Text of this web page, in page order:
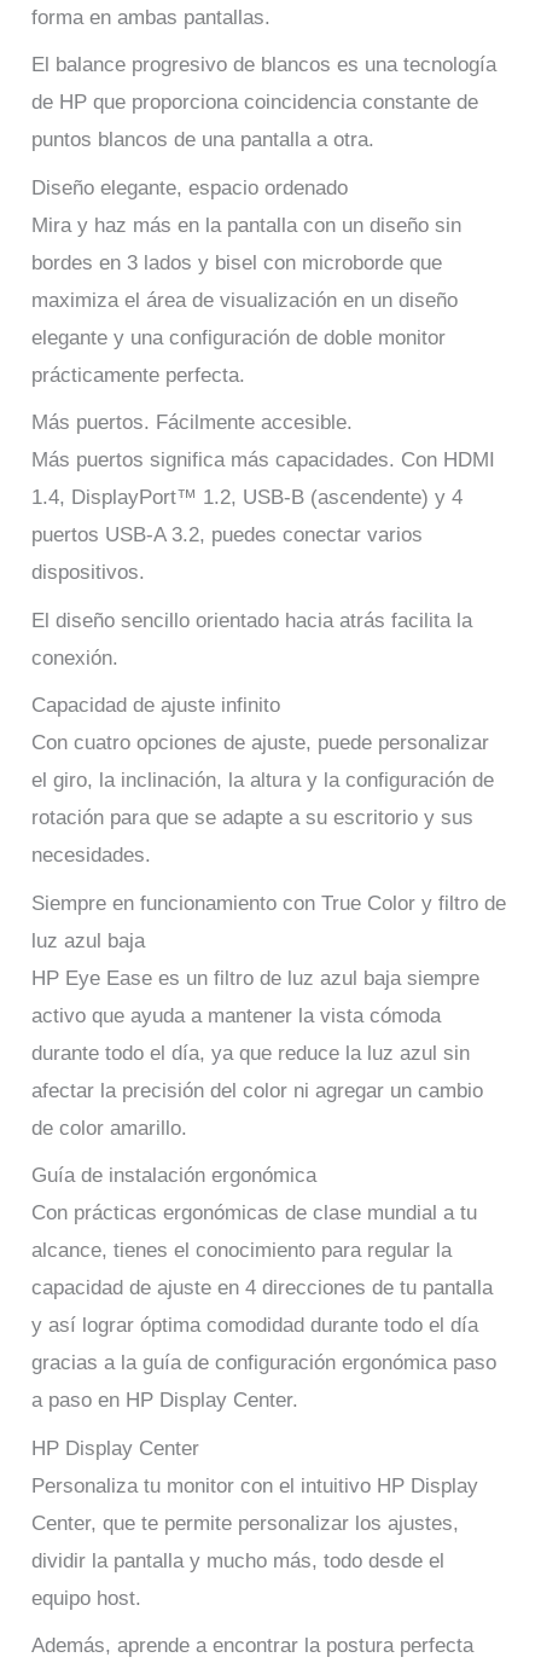
forma en ambas pantallas.
El balance progresivo de blancos es una tecnología
de HP que proporciona coincidencia constante de
puntos blancos de una pantalla a otra.
Diseño elegante, espacio ordenado
Mira y haz más en la pantalla con un diseño sin
bordes en 3 lados y bisel con microborde que
maximiza el área de visualización en un diseño
elegante y una configuración de doble monitor
prácticamente perfecta.
Más puertos. Fácilmente accesible.
Más puertos significa más capacidades. Con HDMI
1.4, DisplayPort™ 1.2, USB-B (ascendente) y 4
puertos USB-A 3.2, puedes conectar varios
dispositivos.
El diseño sencillo orientado hacia atrás facilita la
conexión.
Capacidad de ajuste infinito
Con cuatro opciones de ajuste, puede personalizar
el giro, la inclinación, la altura y la configuración de
rotación para que se adapte a su escritorio y sus
necesidades.
Siempre en funcionamiento con True Color y filtro de
luz azul baja
HP Eye Ease es un filtro de luz azul baja siempre
activo que ayuda a mantener la vista cómoda
durante todo el día, ya que reduce la luz azul sin
afectar la precisión del color ni agregar un cambio
de color amarillo.
Guía de instalación ergonómica
Con prácticas ergonómicas de clase mundial a tu
alcance, tienes el conocimiento para regular la
capacidad de ajuste en 4 direcciones de tu pantalla
y así lograr óptima comodidad durante todo el día
gracias a la guía de configuración ergonómica paso
a paso en HP Display Center.
HP Display Center
Personaliza tu monitor con el intuitivo HP Display
Center, que te permite personalizar los ajustes,
dividir la pantalla y mucho más, todo desde el
equipo host.
Además, aprende a encontrar la postura perfecta